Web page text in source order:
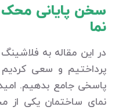
سخن پایانی محک
نما
در این مقاله به فلاشینگ
پرداختیم و سعی
پاسخی جامع بدهیم.
نمای ساختمان یکی از